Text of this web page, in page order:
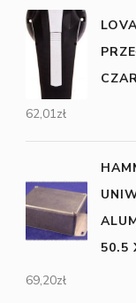
62,01zł
50.5
69,20zł